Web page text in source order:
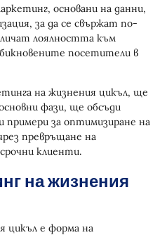
за маркетинг през
вашата аудитория
вашия момент "Аха"
съдържание и
цялата си
основани на данни,
за да се свържат по-
лоялността към
посетители в
на жизнения цикъл, ще
фази, ще обсъди
примери за оптимизиране на
превръщане на
клиенти.
на жизнения
цикъл е форма на